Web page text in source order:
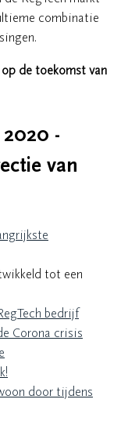
combinatie
de toekomst van
-
van
tot een
bedrijf
Corona crisis
door tijdens